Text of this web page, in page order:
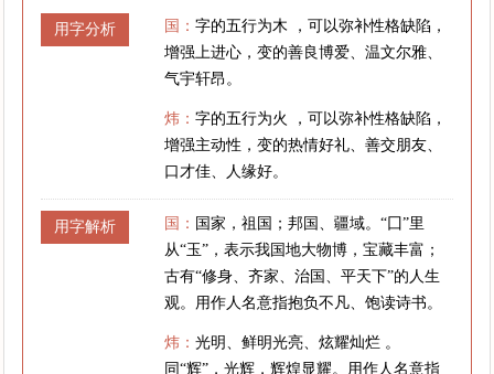
用字分析 国：字的五行为木 ，可以弥补性格缺陷，
增强上进心，变的善良博爱、温文尔雅、
气宇轩昂。
炜：字的五行为火 ，可以弥补性格缺陷，
增强主动性，变的热情好礼、善交朋友、
口才佳、人缘好。
用字解析 国： 国家，祖国；邦国、疆域。“囗”里
从“玉”，表示我国地大物博，宝藏丰富；
古有“修身、齐家、治国、平天下”的人生
观。用作人名意指抱负不凡、饱读诗书。
炜：光明、鲜明光亮、炫耀灿烂 。
同“辉”，光辉，辉煌显耀。用作人名意指